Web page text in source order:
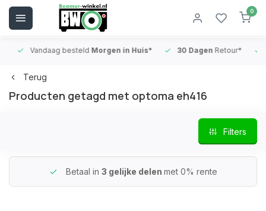
0
Vandaag besteldMorgen in Huis* 30 DagenRetour*
Terug
Producten getagd met optoma eh416
Filters
Betaal in 3 gelijke delen met 0% rente